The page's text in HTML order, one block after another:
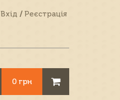
Вхід / Реєстрація
0 грн